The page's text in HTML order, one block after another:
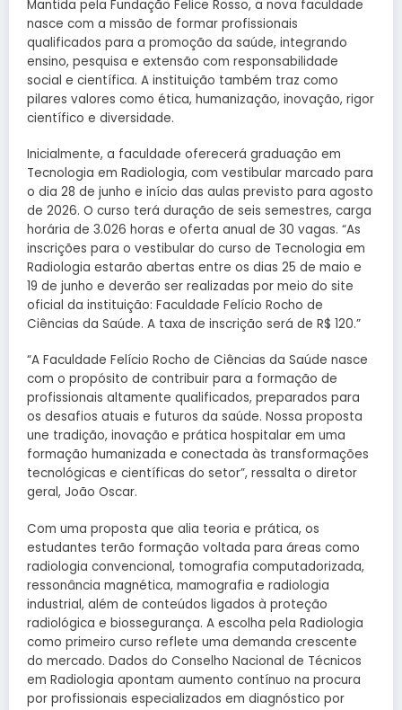
Mantida pela Fundação Felice Rosso, a nova faculdade
nasce com a missão de formar profissionais
qualificados para a promoção da saúde, integrando
ensino, pesquisa e extensão com responsabilidade
social e científica. A instituição também traz como
pilares valores como ética, humanização, inovação, rigor
científico e diversidade.
Inicialmente, a faculdade oferecerá graduação em
Tecnologia em Radiologia, com vestibular marcado para
o dia 28 de junho e início das aulas previsto para agosto
de 2026. O curso terá duração de seis semestres, carga
horária de 3.026 horas e oferta anual de 30 vagas. “As
inscrições para o vestibular do curso de Tecnologia em
Radiologia estarão abertas entre os dias 25 de maio e
19 de junho e deverão ser realizadas por meio do site
oficial da instituição: Faculdade Felício Rocho de
Ciências da Saúde. A taxa de inscrição será de R$ 120.”
“A Faculdade Felício Rocho de Ciências da Saúde nasce
com o propósito de contribuir para a formação de
profissionais altamente qualificados, preparados para
os desafios atuais e futuros da saúde. Nossa proposta
une tradição, inovação e prática hospitalar em uma
formação humanizada e conectada às transformações
tecnológicas e científicas do setor”, ressalta o diretor
geral, João Oscar.
Com uma proposta que alia teoria e prática, os
estudantes terão formação voltada para áreas como
radiologia convencional, tomografia computadorizada,
ressonância magnética, mamografia e radiologia
industrial, além de conteúdos ligados à proteção
radiológica e biossegurança. A escolha pela Radiologia
como primeiro curso reflete uma demanda crescente
do mercado. Dados do Conselho Nacional de Técnicos
em Radiologia apontam aumento contínuo na procura
por profissionais especializados em diagnóstico por